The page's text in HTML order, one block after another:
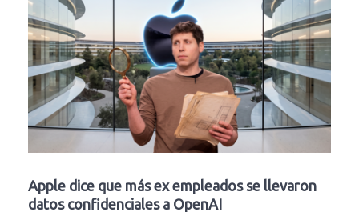
Apple dice que más ex empleados se llevaron
datos confidenciales a OpenAI